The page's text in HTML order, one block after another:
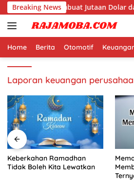
Langsung
ke
konten
Breaking News
Dunia yang Membuat Jutaan Dolar
Home Berita Otomotif
Laporan keuangan
Keberkahan Ramadhan
Tidak Boleh Kita Lewatkan